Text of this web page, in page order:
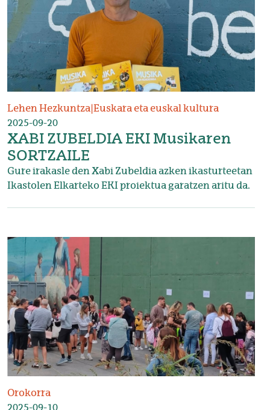
Lehen Hezkuntza|Euskara eta euskal kultura
2025-09-20
XABI ZUBELDIA EKI Musikaren
SORTZAILE
Gure irakasle den Xabi Zubeldia azken ikasturteetan
Ikastolen Elkarteko EKI proiektua garatzen aritu da.
Irudia
Orokorra
2025-09-10